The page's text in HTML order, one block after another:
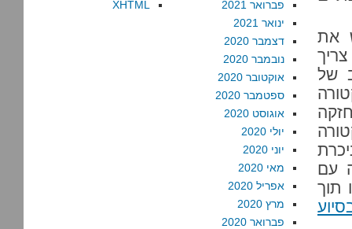
את
של
עם
תוך
פברואר 2021
ינואר 2021
דצמבר 2020
נובמבר 2020
אוקטובר 2020
ספטמבר 2020
אוגוסט 2020
יולי 2020
יוני 2020
מאי 2020
אפריל 2020
מרץ 2020
פברואר 2020
XHTML